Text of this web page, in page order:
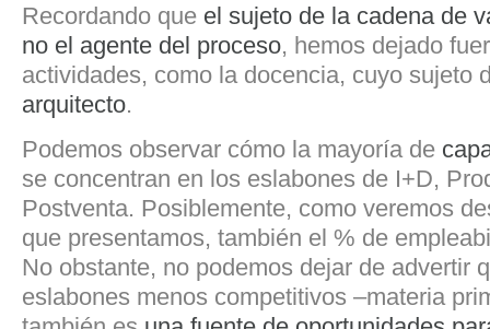
Recordando que el sujeto de la cadena de
no el agente del proceso, hemos dejado
actividades, como la docencia, cuyo sujeto
arquitecto.
Podemos observar cómo la mayoría de
se concentran en los eslabones de I+D,
Postventa. Posiblemente, como veremos
que presentamos, también el % de
No obstante, no podemos dejar de advertir
eslabones menos competitivos –materia